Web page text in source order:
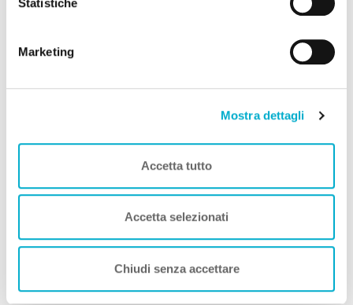
Marketing
Mostra dettagli
Accetta tutto
Accetta selezionati
Chiudi senza accettare
Simone GiannelliCOME TE, Viaggia con Zampa